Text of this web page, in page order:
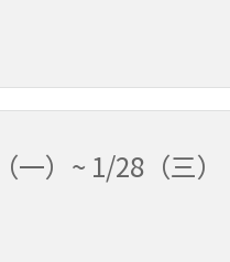
）~ 1/28（三）